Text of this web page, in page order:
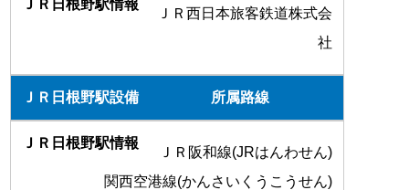
ＪＲ西日本旅客鉄道株式会
社
所属路線
ＪＲ阪和線(JRはんわせん)
関西空港線(かんさいくうこうせん)